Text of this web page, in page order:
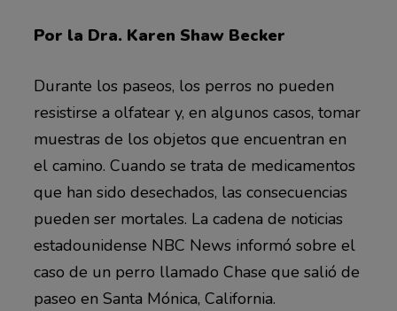
Por la Dra. Karen Shaw Becker
Durante los paseos, los perros no pueden
resistirse a olfatear y, en algunos casos, tomar
muestras de los objetos que encuentran en
el camino. Cuando se trata de medicamentos
que han sido desechados, las consecuencias
pueden ser mortales. La cadena de noticias
estadounidense NBC News informó sobre el
caso de un perro llamado Chase que salió de
paseo en Santa Mónica, California.